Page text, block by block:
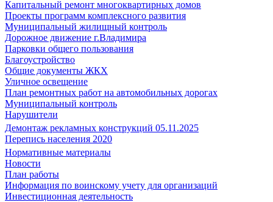
Капитальный ремонт многоквартирных домов
Проекты программ комплексного развития
Муниципальный жилищный контроль
Дорожное движение г.Владимира
Парковки общего пользования
Благоустройство
Общие документы ЖКХ
Уличное освещение
План ремонтных работ на автомобильных дорогах
Муниципальный контроль
Нарушители
Демонтаж рекламных конструкций 05.11.2025
Перепись населения 2020
Нормативные материалы
Новости
План работы
Информация по воинскому учету для организаций
Инвестиционная деятельность